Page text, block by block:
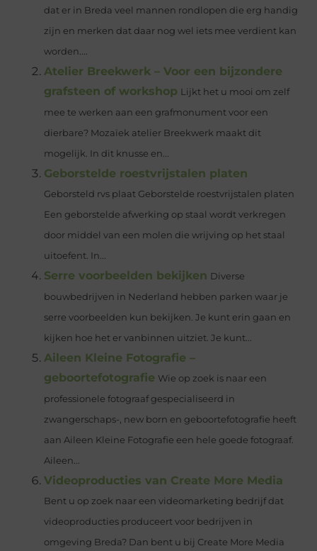
dat er in Breda veel mannen rondlopen die erg handig
zijn en merken dat daar nog wel iets mee verdient kan
worden....
Atelier Breekwerk – Voor een bijzondere
grafsteen of workshop Lijkt het u mooi om zelf
mee te werken aan een grafmonument voor een
dierbare? Mozaïek atelier Breekwerk maakt dit
mogelijk. In dit knusse en...
Geborstelde roestvrijstalen platen
Geborsteld rvs plaat Geborstelde roestvrijstalen platen
Een geborstelde afwerking op staal wordt verkregen
door middel van een molen die wrijving op het staal
uitoefent. In...
Serre voorbeelden bekijken Diverse
bouwbedrijven in Nederland hebben parken waar je
serre voorbeelden kun bekijken. Je kunt erin gaan en
kijken hoe het er vanbinnen uitziet. Je kunt...
Aileen Kleine Fotografie –
geboortefotografie Wie op zoek is naar een
professionele fotograaf gespecialiseerd in
zwangerschaps-, new born en geboortefotografie heeft
aan Aileen Kleine Fotografie een hele goede fotograaf.
Aileen...
Videoproducties van Create More Media
Bent u op zoek naar een videomarketing bedrijf dat
videoproducties produceert voor bedrijven in
omgeving Breda? Dan bent u bij Create More Media